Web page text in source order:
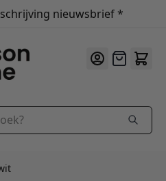
nieuwsbrief *
advies
9.9 /10
Offerte